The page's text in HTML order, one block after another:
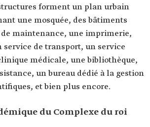
forment un plan urbain
une mosquée, des bâtiments
maintenance, une imprimerie,
service de transport, un service
médicale, une bibliothèque,
un bureau dédié à la gestion
et bien plus encore.
du Complexe du roi